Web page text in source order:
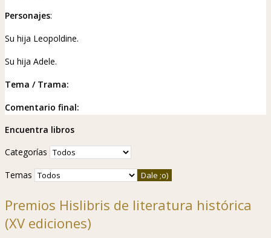
Personajes:
Su hija Leopoldine.
Su hija Adele.
Tema / Trama:
Comentario final:
Encuentra libros
Categorías
Temas
Premios Hislibris de literatura histórica
(XV ediciones)